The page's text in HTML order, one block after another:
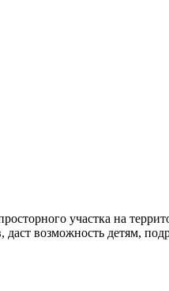
участка на
возможность детям,